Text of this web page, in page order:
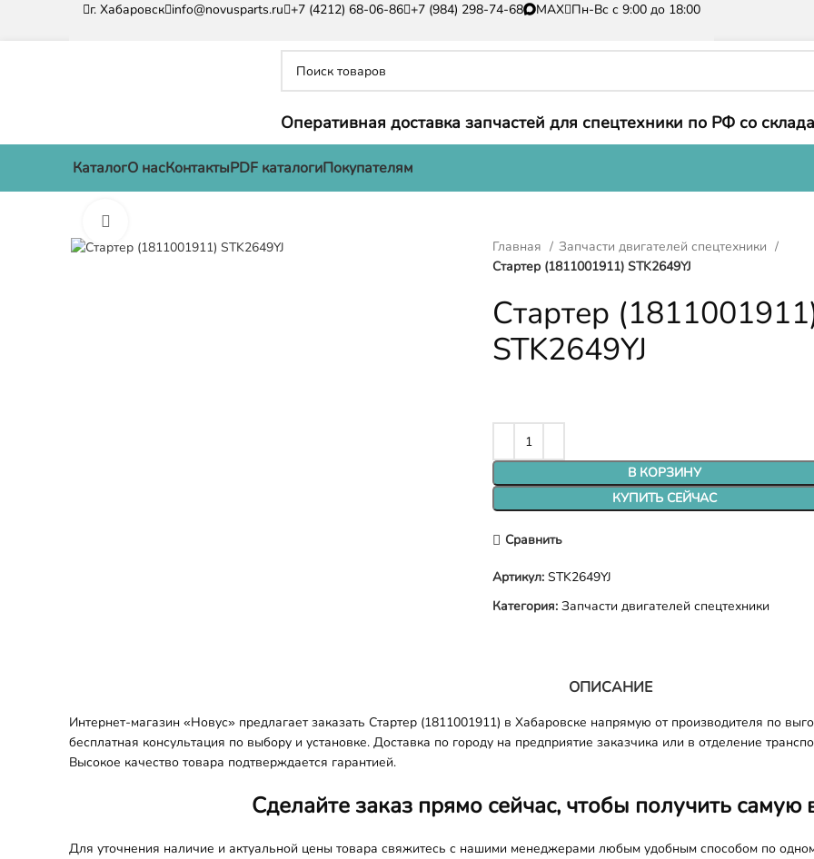
г. Хабаровск info@novusparts.ru +7 (4212) 68-06-86 +7 (984) 298-74-68 MAX Пн-Вс с 9:00 до 18:00
Оперативная доставка запчастей для спецтехники по РФ со
КаталогО насКонтактыPDF каталогиПокупателям
Главная
Запчасти двигателей спецтехники
Стартер (1811001911) STK2649YJ
Стартер
STK2649YJ
В КОРЗИНУ
КУПИТЬ СЕЙЧАС
Сравнить
Артикул:STK2649YJ
Категория: Запчасти двигателей спецтехники
ОПИСАНИЕ
Интернет-магазин «Новус» предлагает заказать Стартер (1811001911) в Хабаровске напрямую от производителя по
бесплатная консультация по выбору и установке. Доставка по городу на предприятие заказчика или в отделение
Высокое качество товара подтверждается гарантией.
Сделайте заказ прямо сейчас, чтобы получить
Для уточнения наличие и актуальной цены товара свяжитесь с нашими менеджерами любым удобным способом по